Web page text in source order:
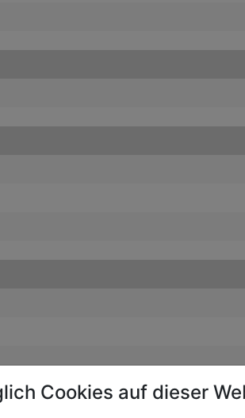
Cookies auf dieser